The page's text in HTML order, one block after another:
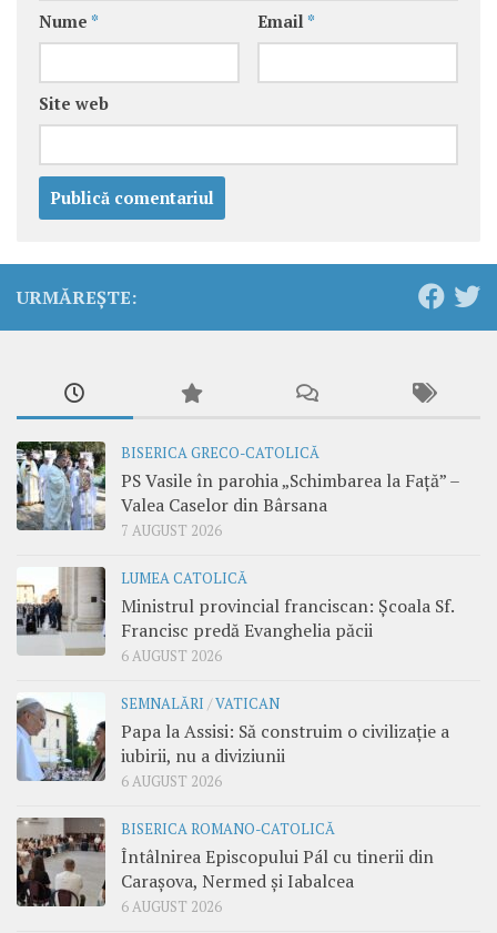
Nume * Email *
Site web
URMĂREȘTE:
BISERICA GRECO-CATOLICĂ
PS Vasile în parohia „Schimbarea la Față” –
Valea Caselor din Bârsana
7 AUGUST 2026
LUMEA CATOLICĂ
Ministrul provincial franciscan: Școala Sf.
Francisc predă Evanghelia păcii
6 AUGUST 2026
SEMNALĂRI /VATICAN
Papa la Assisi: Să construim o civilizație a
iubirii, nu a diviziunii
6 AUGUST 2026
BISERICA ROMANO-CATOLICĂ
Întâlnirea Episcopului Pál cu tinerii din
Carașova, Nermed și Iabalcea
6 AUGUST 2026